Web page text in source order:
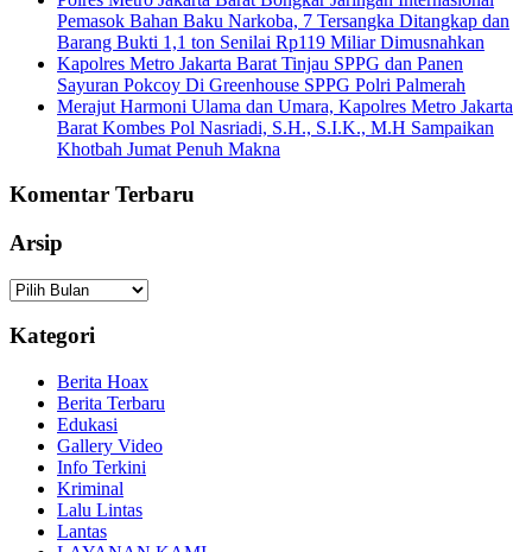
Pemasok Bahan Baku Narkoba, 7 Tersangka Ditangkap dan
Barang Bukti 1,1 ton Senilai Rp119 Miliar Dimusnahkan
Kapolres Metro Jakarta Barat Tinjau SPPG dan Panen
Sayuran Pokcoy Di Greenhouse SPPG Polri Palmerah
Merajut Harmoni Ulama dan Umara, Kapolres Metro Jakarta
Barat Kombes Pol Nasriadi, S.H., S.I.K., M.H Sampaikan
Khotbah Jumat Penuh Makna
Komentar Terbaru
Arsip
Arsip
Kategori
Berita Hoax
Berita Terbaru
Edukasi
Gallery Video
Info Terkini
Kriminal
Lalu Lintas
Lantas